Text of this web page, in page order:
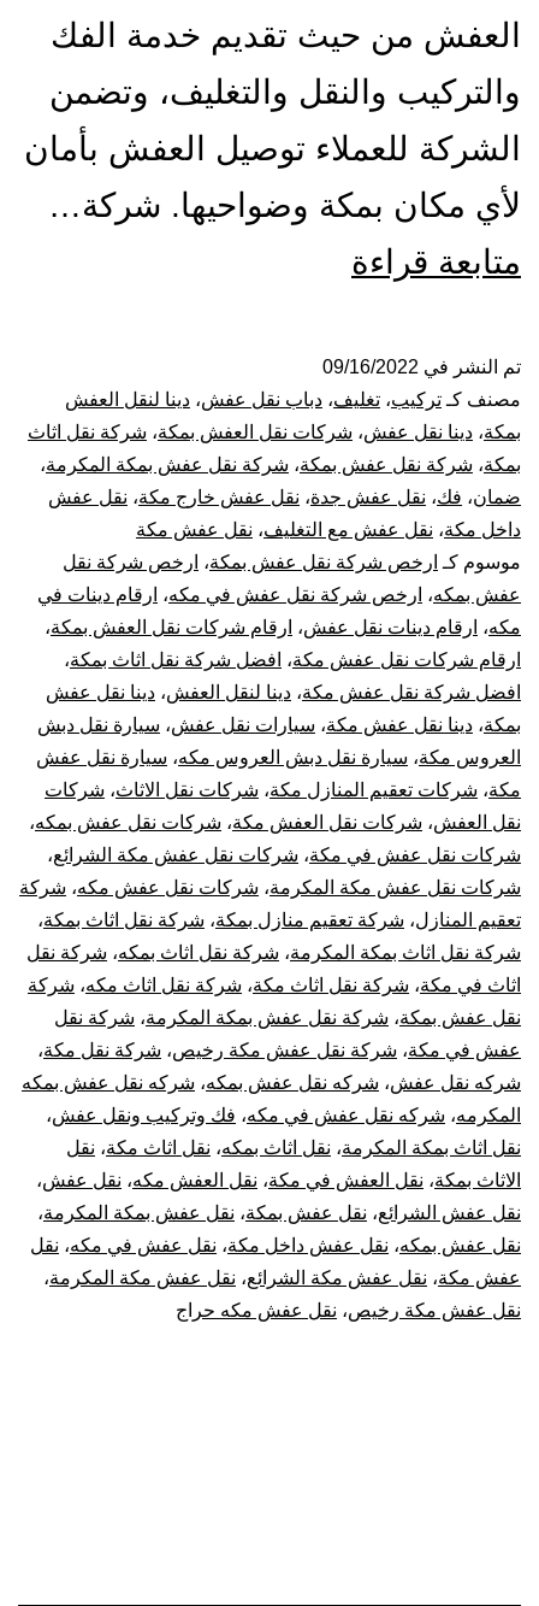
العفش من حيث تقديم خدمة الفك
والتركيب والنقل والتغليف، وتضمن
الشركة للعملاء توصيل العفش بأمان
لأي مكان بمكة وضواحيها. شركة…
متابعة قراءة
عفش
بمكة
المكرمة
الشرائع
مع
الفك
والتركيب
والتغليف
والضمان
تم النشر في 09/16/2022
مصنف كـ تركيب، تغليف، دباب نقل عفش، دينا لنقل العفش
بمكة، دينا نقل عفش، شركات نقل العفش بمكة، شركة نقل اثاث
بمكة، شركة نقل عفش بمكة، شركة نقل عفش بمكة المكرمة،
ضمان، فك، نقل عفش جدة، نقل عفش خارج مكة، نقل عفش
داخل مكة، نقل عفش مع التغليف، نقل عفش مكة
موسوم كـ ارخص شركة نقل عفش بمكة، ارخص شركة نقل
عفش بمكه، ارخص شركة نقل عفش في مكه، ارقام دينات في
مكه، ارقام دينات نقل عفش، ارقام شركات نقل العفش بمكة،
ارقام شركات نقل عفش مكة، افضل شركة نقل اثاث بمكة،
افضل شركة نقل عفش مكة، دينا لنقل العفش، دينا نقل عفش
بمكة، دينا نقل عفش مكة، سيارات نقل عفش، سيارة نقل دبش
العروس مكة، سيارة نقل دبش العروس مكه، سيارة نقل عفش
مكة، شركات تعقيم المنازل مكة، شركات نقل الاثاث، شركات
نقل العفش، شركات نقل العفش مكة، شركات نقل عفش بمكه،
شركات نقل عفش في مكة، شركات نقل عفش مكة الشرائع،
شركات نقل عفش مكة المكرمة، شركات نقل عفش مكه، شركة
تعقيم المنازل، شركة تعقيم منازل بمكة، شركة نقل اثاث بمكة،
شركة نقل اثاث بمكة المكرمة، شركة نقل اثاث بمكه، شركة نقل
اثاث في مكة، شركة نقل اثاث مكة، شركة نقل اثاث مكه، شركة
نقل عفش بمكة، شركة نقل عفش بمكة المكرمة، شركة نقل
عفش في مكة، شركة نقل عفش مكة رخيص، شركة نقل مكة،
شركه نقل عفش، شركه نقل عفش بمكه، شركه نقل عفش بمكه
المكرمه، شركه نقل عفش في مكه، فك وتركيب ونقل عفش،
نقل اثاث بمكة المكرمة، نقل اثاث بمكه، نقل اثاث مكة، نقل
الاثاث بمكة، نقل العفش في مكة، نقل العفش مكه، نقل عفش،
نقل عفش الشرائع، نقل عفش بمكة، نقل عفش بمكة المكرمة،
نقل عفش بمكه، نقل عفش داخل مكة، نقل عفش في مكه، نقل
عفش مكة، نقل عفش مكة الشرائع، نقل عفش مكة المكرمة،
نقل عفش مكة رخيص، نقل عفش مكه حراج